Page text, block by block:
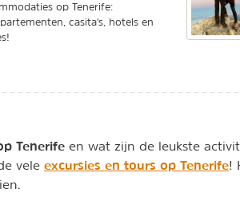
op Tenerife:
casita's, hotels en
Tenerife en wat zijn de leukste
vele excursies en tours op Tenerife!